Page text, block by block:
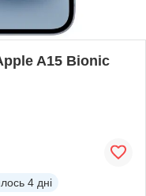
A15 Bionic
4 дні